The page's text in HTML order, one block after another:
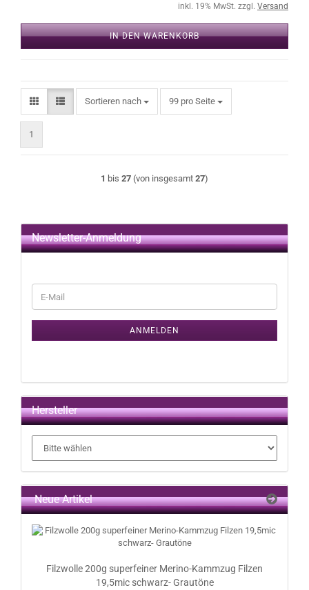
inkl. 19% MwSt. zzgl. Versand
IN DEN WARENKORB
Sortieren nach
Sortieren nach 99 pro Seite
pro Seite
1
1 bis 27 (von insgesamt 27)
Newsletter-Anmeldung
WEITER
ZUR
E-
Mail
ANMELDEN
Hersteller
Neue Artikel
Filzwolle 200g superfeiner Merino-Kammzug Filzen
19,5mic schwarz- Grautöne